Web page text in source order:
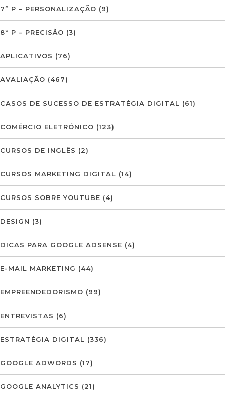
7º P – PERSONALIZAÇÃO (9)
8º P – PRECISÃO (3)
APLICATIVOS (76)
AVALIAÇÃO (467)
CASOS DE SUCESSO DE ESTRATÉGIA DIGITAL (61)
COMÉRCIO ELETRÓNICO (123)
CURSOS DE INGLÊS (2)
CURSOS MARKETING DIGITAL (14)
CURSOS SOBRE YOUTUBE (4)
DESIGN (3)
DICAS PARA GOOGLE ADSENSE (4)
E-MAIL MARKETING (44)
EMPREENDEDORISMO (99)
ENTREVISTAS (6)
ESTRATÉGIA DIGITAL (336)
GOOGLE ADWORDS (17)
GOOGLE ANALYTICS (21)